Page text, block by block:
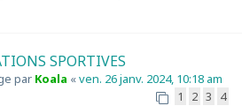
SPORTIVES
par Koala «ven. 26 janv. 2024, 10:18 am
1 2 3 4